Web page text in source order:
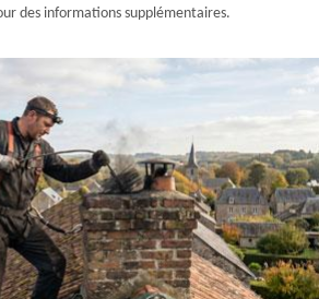
des informations supplémentaires.